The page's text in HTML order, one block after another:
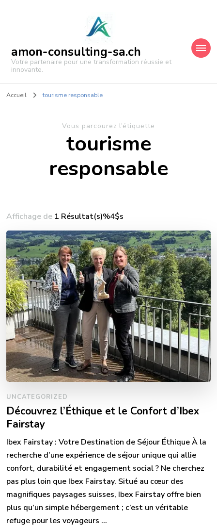
amon-consulting-sa.ch
Votre partenaire pour une transformation réussie et
innovante.
Accueil tourisme responsable
Vous parcourez l’étiquette
tourisme
responsable
Affichage de 1 Résultat(s)%4$s
UNCATEGORIZED
Découvrez l’Éthique et le Confort d’Ibex
Fairstay
Ibex Fairstay : Votre Destination de Séjour Éthique À la
recherche d’une expérience de séjour unique qui allie
confort, durabilité et engagement social ? Ne cherchez
pas plus loin que Ibex Fairstay. Situé au cœur des
magnifiques paysages suisses, Ibex Fairstay offre bien
plus qu’un simple hébergement ; c’est un véritable
refuge pour les voyageurs …